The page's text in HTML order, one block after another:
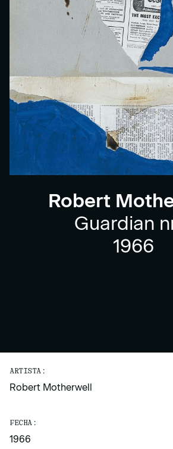
Robert
Guardian
1966
ARTISTA:
Robert Motherwell
FECHA:
1966